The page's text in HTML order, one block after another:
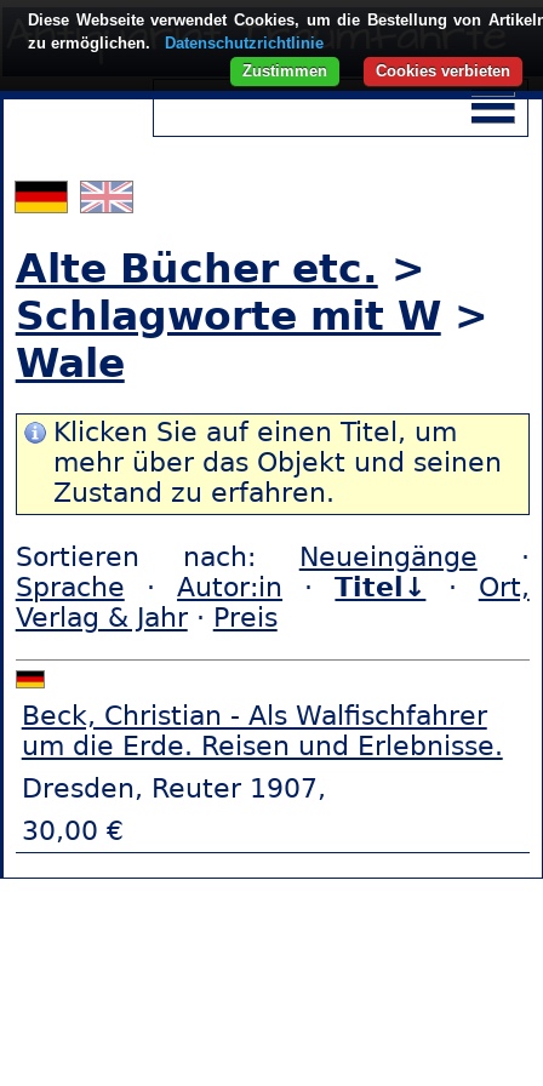
Alte Bücher etc. >
Schlagworte mit W>
Wale
Klicken Sie auf einen Titel, um
mehr über das Objekt und seinen
Zustand zu erfahren.
Sortieren nach: Neueingänge ·
Sprache ·Autor:in ·Titel↓ · Ort,
Verlag & Jahr· Preis
Beck, Christian - Als Walfischfahrer
um die Erde. Reisen und Erlebnisse.
Dresden, Reuter 1907,
30,00 €
Diese Webseite verwendet Cookies, um die Bestellung von
zu ermöglichen.
Datenschutzrichtlinie
Cookies verbieten
Zustimmen